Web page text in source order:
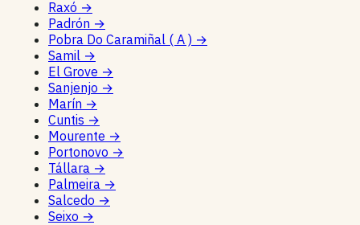
Raxó →
Padrón →
Pobra Do Caramiñal ( A ) →
Samil →
El Grove →
Sanjenjo →
Marín →
Cuntis →
Mourente →
Portonovo →
Tállara →
Palmeira →
Salcedo →
Seixo →